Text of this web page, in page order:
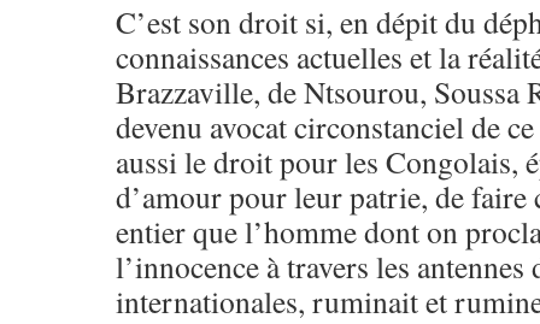
C’est son droit si, en dépit du
connaissances actuelles et la
Brazzaville, de Ntsourou, Soussa
devenu avocat circonstanciel de
aussi le droit pour les Congolais,
d’amour pour leur patrie, de faire
entier que l’homme dont on
l’innocence à travers les antennes
internationales, ruminait et